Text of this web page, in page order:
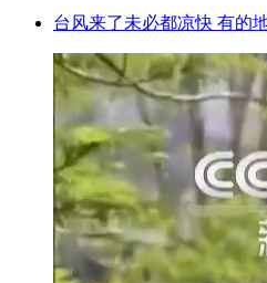
台风来了未必都凉快 有的